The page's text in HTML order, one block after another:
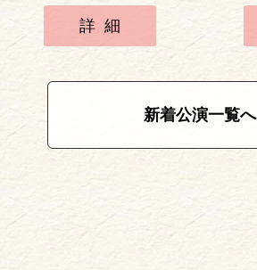
詳細
新着公演一覧へ